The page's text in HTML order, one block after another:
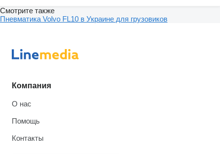
Смотрите также
Пневматика Volvo FL10 в Украине для грузовиков
Компания
О нас
Помощь
Контакты